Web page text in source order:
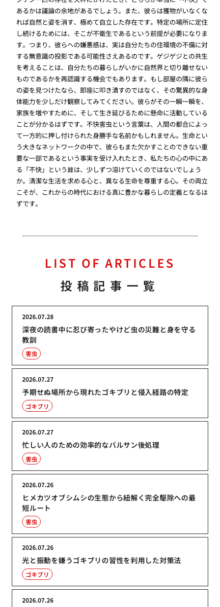
あるかは議論の余地があるでしょう。また、彼らは獲物がいなくな
れば自然と姿を消す、極めて自立した存在です。特定の場所に定住
し続けるためには、そこが不衛生であるという前提が必要になりま
す。つまり、彼らへの嫌悪感は、実は自分たちの住環境の不備に対
する無意識の投影である可能性さえあるのです。ゲジゲジとの共生
を考えることは、自分たちの暮らしがいかに自然界と切り離せない
ものであるかを再認識する機会でもあります。もし部屋の隅に彼ら
の姿を見つけたなら、即座に叩き潰すのではなく、その驚異的な身
体能力を少しだけ観察してみてください。彼らがその一瞬一瞬を、
家族を増やすために、そして生き延びるために懸命に活動している
ことが分かるはずです。不快害虫という言葉は、人間の都合によっ
て一方的に押し付けられた身勝手な名前かもしれません。生命とい
う大きなネットワークの中で、彼らもまた欠かすことのできない重
要な一部であるという事実を受け入れたとき、私たちの心の中にあ
る「不快」という棘は、少しずつ溶けていくのではないでしょう
か。清潔な生活を求める心と、異なる生命を尊重する心。その両立
こそが、これからの時代における真に豊かな暮らしの定義となるは
ずです。
LIST OF ARTICLES
投稿記事一覧
深夜の読書中に忍び寄ったやけど虫の災難と身を守る
教訓
2026.07.28
害虫
予期せぬ場所から現れたゴキブリと侵入経路の特定
2026.07.27
ゴキブリ
忙しい人のための効率的なバルサン後処理
2026.07.27
害虫
ヒメカツオブシムシの生態から紐解く完全駆除への最
短ルート
2026.07.26
害虫
光と振動を嫌うゴキブリの習性を利用した対策法
2026.07.26
ゴキブリ
2026.07.26